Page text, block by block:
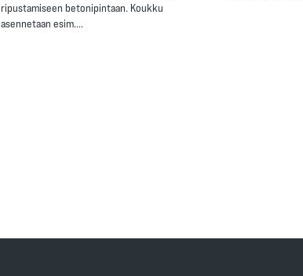
ripustamiseen betonipintaan. Koukku
asennetaan esim.…